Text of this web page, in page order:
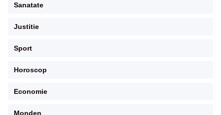
Sanatate
Justitie
Sport
Horoscop
Economie
Monden